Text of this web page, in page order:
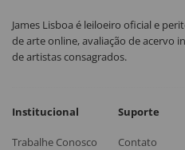
James Lisboa é leiloeiro oficial e
de arte online, avaliação de acervo
de artistas consagrados.
Institucional
Trabalhe Conosco
Suporte
Contato